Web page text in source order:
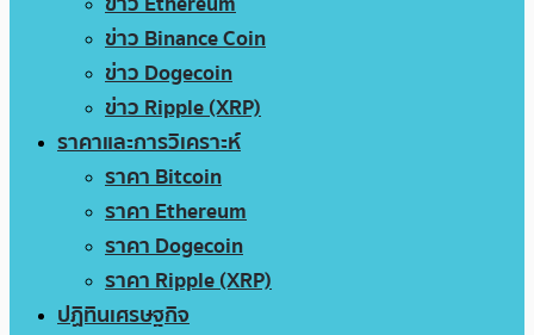
ข่าว Binance Coin
ข่าว Dogecoin
ข่าว Ripple (XRP)
ราคาและการวิเคราะห์
ราคา Bitcoin
ราคา Ethereum
ราคา Dogecoin
ราคา Ripple (XRP)
ปฏิทินเศรษฐกิจ